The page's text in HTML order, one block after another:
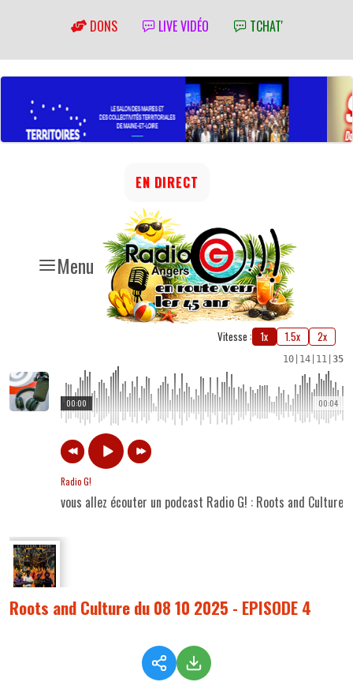
DONS LIVE VIDÉO TCHAT'
Menu
EN DIRECT
Vitesse : 1x 1.5x 2x
10 14 11 35
00:04
00:00
Radio G!
vous allez écouter un podcast Radio G! : Roots and Culture
Roots and Culture du 08 10 2025 - EPISODE 4